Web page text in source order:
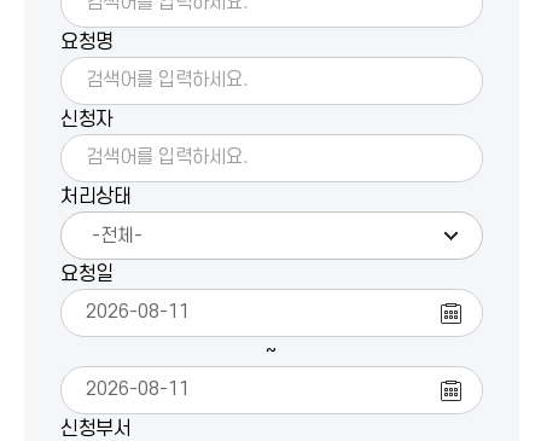
요청명
신청자
처리상태
요청일
~
신청부서